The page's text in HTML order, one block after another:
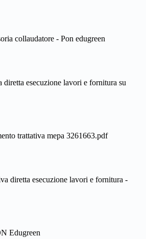
collaudatore - Pon edugreen
diretta esecuzione lavori e fornitura su
trattativa mepa 3261663.pdf
diretta esecuzione lavori e fornitura -
Edugreen